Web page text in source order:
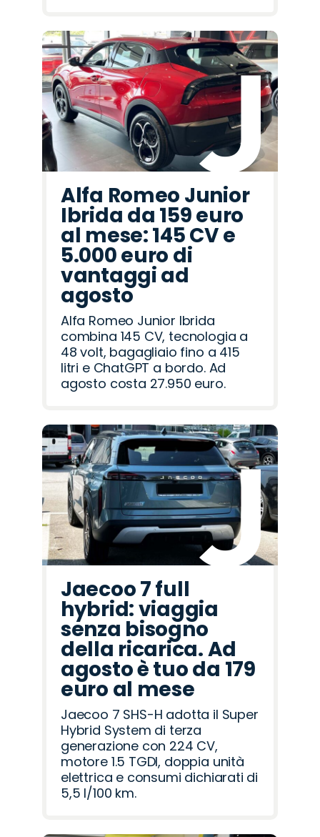
Alfa Romeo Junior
Ibrida da 159 euro
al mese: 145 CV e
5.000 euro di
vantaggi ad
agosto
Alfa Romeo Junior Ibrida
combina 145 CV, tecnologia a
48 volt, bagagliaio fino a 415
litri e ChatGPT a bordo. Ad
agosto costa 27.950 euro.
Jaecoo 7 full
hybrid: viaggia
senza bisogno
della ricarica. Ad
agosto è tuo da 179
euro al mese
Jaecoo 7 SHS-H adotta il Super
Hybrid System di terza
generazione con 224 CV,
motore 1.5 TGDI, doppia unità
elettrica e consumi dichiarati di
5,5 l/100 km.